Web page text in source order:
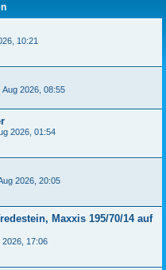
10:21
Aug 2026, 08:55
2026, 01:54
2026, 20:05
Maxxis 195/70/14 auf
2026, 17:06